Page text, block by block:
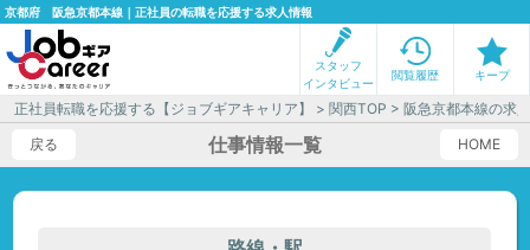
京都府 阪急京都本線｜正社員の転職を応援する求人情報
スタッフ
インタビュー
閲覧履歴 キープ
正社員転職を応援する【ジョブギアキャリア】 >関西TOP > 阪急京都本線の求
戻る
HOME
仕事情報一覧